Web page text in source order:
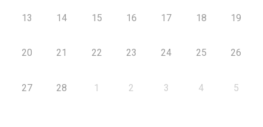
13 14 15 16 17 18 19
20 21 22 23 24 25 26
27 28 1 2 3 4 5